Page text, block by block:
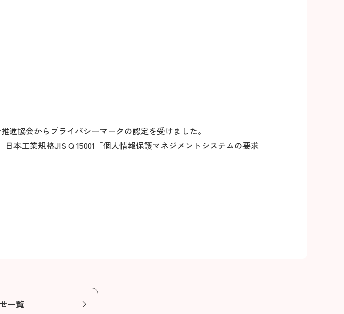
進協会からプライバシーマークの認定を受けました。
本工業規格JIS Q 15001「個人情報保護マネジメントシステムの要求
一覧